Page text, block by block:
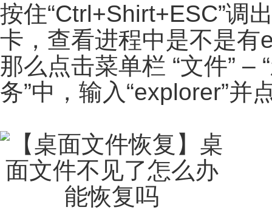
按住“Ctrl+Shirt+ESC”调
卡，查看进程中是不是有
那么点击菜单栏 “文件” –
务”中，输入“explorer”并